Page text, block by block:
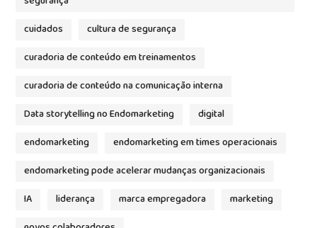
cuidados
cultura de segurança
curadoria de conteúdo em treinamentos
curadoria de conteúdo na comunicação interna
Data storytelling no Endomarketing
digital
endomarketing
endomarketing em times operacionais
endomarketing pode acelerar mudanças organizacionais
IA
liderança marca empregadora
marketing